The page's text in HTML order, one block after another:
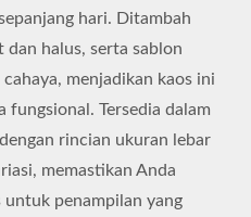
hari. Ditambah
dan halus, serta sablon
menjadikan kaos ini
Tersedia dalam
rincian ukuran lebar
memastikan Anda
untuk penampilan yang